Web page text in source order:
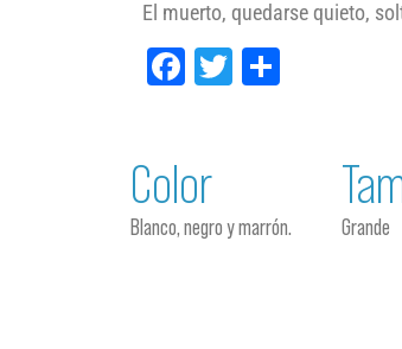
El muerto, quedarse quieto,
Facebook
Twitter
Color
Blanco, negro y marrón. Grande